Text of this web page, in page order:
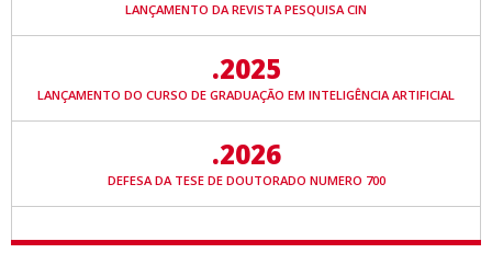
LANÇAMENTO DA REVISTA PESQUISA CIN
.2025
LANÇAMENTO DO CURSO DE GRADUAÇÃO EM INTELIGÊNCIA ARTIFICIAL
.2026
DEFESA DA TESE DE DOUTORADO NUMERO 700